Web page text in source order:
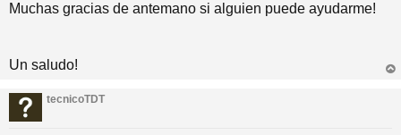
Muchas gracias de antemano si alguien puede ayudarme!
Un saludo!
tecnicoTDT